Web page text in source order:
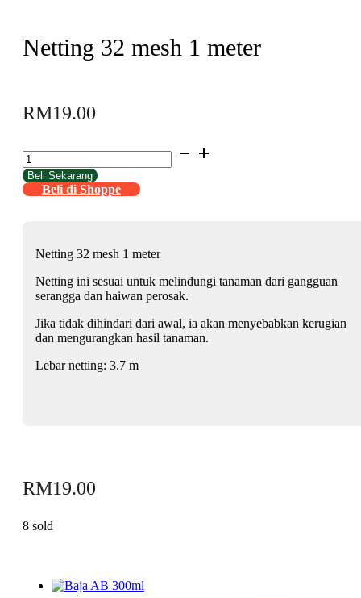
Netting 32 mesh 1 meter
RM19.00
Netting
32
mesh
1
Beli Sekarang
Beli di Shoppe
Netting 32 mesh 1 meter
Netting ini sesuai untuk melindungi tanaman dari gangguan
serangga dan haiwan perosak.
Jika tidak dihindari dari awal, ia akan menyebabkan kerugian
dan mengurangkan hasil tanaman.
Lebar netting: 3.7 m
RM19.00
8 sold